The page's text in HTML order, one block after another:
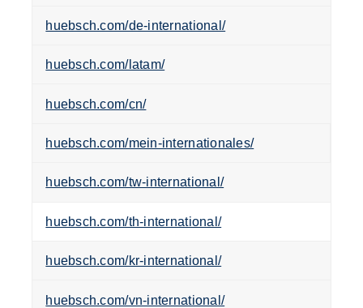
huebsch.com/de-international/
huebsch.com/latam/
huebsch.com/cn/
huebsch.com/mein-internationales/
huebsch.com/tw-international/
huebsch.com/th-international/
huebsch.com/kr-international/
huebsch.com/vn-international/